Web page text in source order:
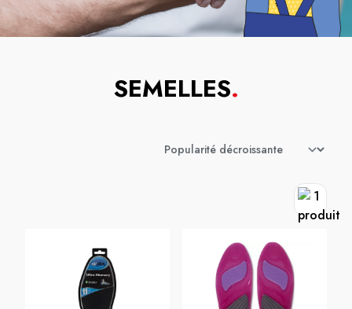
SEMELLES.